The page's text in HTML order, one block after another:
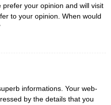
your opinion and will visit
to your opinion. When would
informations. Your web-
by the details that you